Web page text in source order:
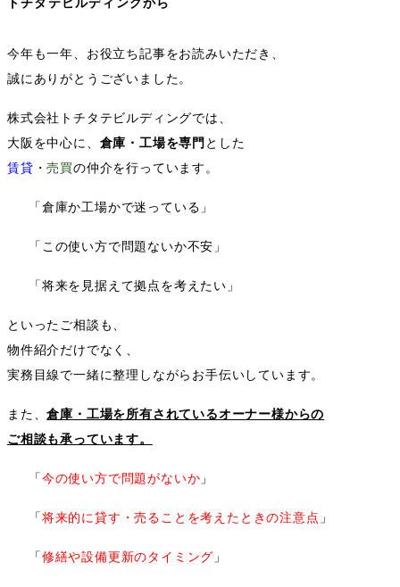
トチタテビルディングから
今年も一年、お役立ち記事をお読みいただき、
誠にありがとうございました。
株式会社トチタテビルディングでは、
大阪を中心に、 倉庫・工場を専門 とした
賃貸 ・売買の仲介を行っています。
「倉庫か工場かで迷っている」
「この使い方で問題ないか不安」
「将来を見据えて拠点を考えたい」
といったご相談も、
物件紹介だけでなく、
実務目線で一緒に整理しながらお手伝いしています。
また、倉庫・工場を所有されているオーナー様からの
ご相談も承っています。
「 今の使い方で問題がないか 」
「 将来的に貸す・売ることを考えたときの注意点 」
「 修繕や設備更新のタイミング 」